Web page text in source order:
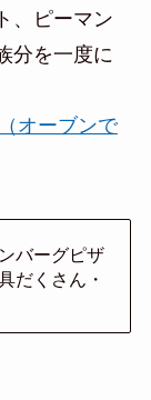
、ピーマン
分を一度に
オーブンで
バーグピザ
だくさん・